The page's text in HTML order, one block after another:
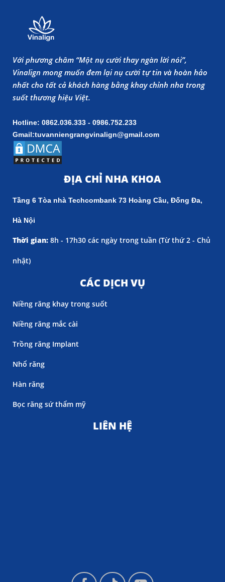
Với phương châm “Một nụ cười thay ngàn lời nói”,
Vinalign mong muốn đem lại nụ cười tự tin và hoàn hảo
nhất cho tất cả khách hàng bằng khay chỉnh nha trong
suốt thương hiệu Việt.
Hotline: 0862.036.333 - 0986.752.233
Gmail:tuvanniengrangvinalign@gmail.com
ĐỊA CHỈ NHA KHOA
Tầng 6 Tòa nhà Techcombank 73 Hoàng Cầu, Đống Đa,
Hà Nội
Thời gian: 8h - 17h30 các ngày trong tuần (Từ thứ 2 - Chủ
nhật)
CÁC DỊCH VỤ
Niềng răng khay trong suốt
Niềng răng mắc cài
Trồng răng Implant
Nhổ răng
Hàn răng
Bọc răng sứ thẩm mỹ
LIÊN HỆ